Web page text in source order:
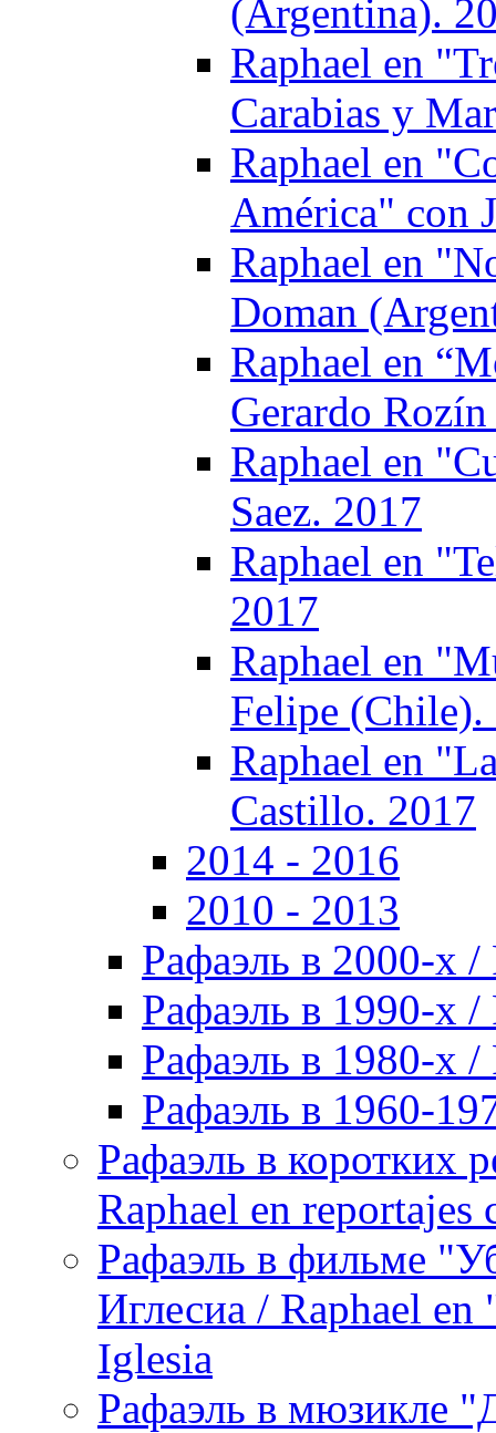
(Argentina).
Raphael en
Carabias y
Raphael en
América" con
Raphael en
Doman
Raphael en
Gerardo
Raphael en
Saez. 2017
Raphael en
2017
Raphael en
Felipe (Chile).
Raphael en
Castillo. 2017
2014 - 2016
2010 - 2013
Рафаэль в 2000-х /
Рафаэль в 1990-х /
Рафаэль в 1980-х /
Рафаэль в 1960-
Рафаэль в коротких
Raphael en reportajes
Рафаэль в фильме
Иглесиа / Raphael
Iglesia
Рафаэль в мюзикле